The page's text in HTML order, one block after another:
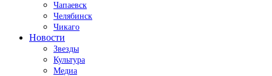
Чапаевск
Челябинск
Чикаго
Новости
Звезды
Культура
Медиа